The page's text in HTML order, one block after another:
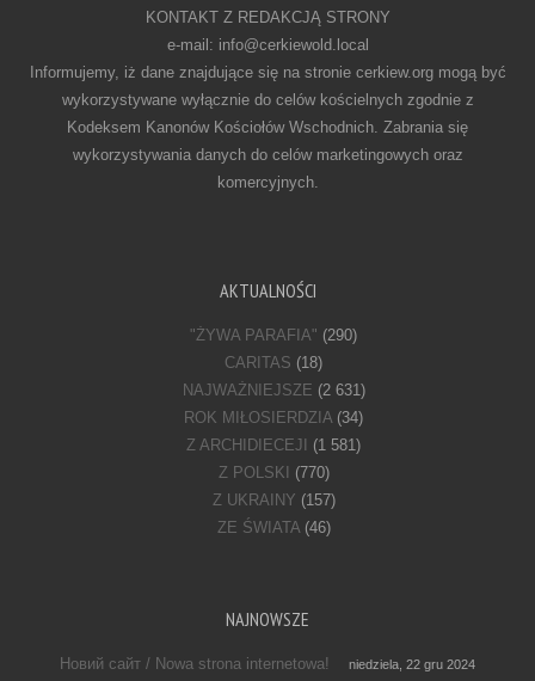
KONTAKT Z REDAKCJĄ STRONY
e-mail: info@cerkiewold.local
Informujemy, iż dane znajdujące się na stronie cerkiew.org mogą być
wykorzystywane wyłącznie do celów kościelnych zgodnie z
Kodeksem Kanonów Kościołów Wschodnich. Zabrania się
wykorzystywania danych do celów marketingowych oraz
komercyjnych.
AKTUALNOŚCI
"ŻYWA PARAFIA" (290)
CARITAS (18)
NAJWAŻNIEJSZE (2 631)
ROK MIŁOSIERDZIA(34)
Z ARCHIDIECEJI
(1 581)
Z POLSKI
(770)
Z UKRAINY (157)
ZE ŚWIATA(46)
NAJNOWSZE
Новий сайт / Nowa strona internetowa! niedziela, 22 gru 2024